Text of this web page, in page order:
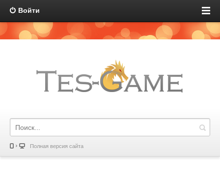
Войти
Полная версия сайта